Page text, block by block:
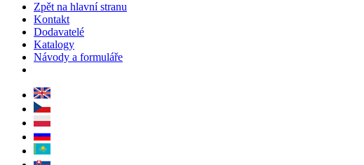
Zpět na hlavní stranu
Kontakt
Dodavatelé
Katalogy
Návody a formuláře